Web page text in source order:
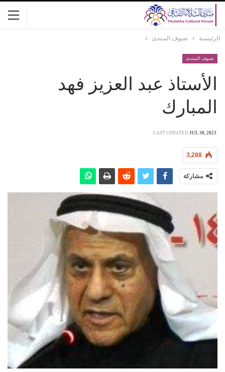
الرئيسية ضيوف المنتدى
ضيوف المنتدى
الأستاذ عبد العزيز فهد
المبارك
LAST UPDATED JUL 30, 2023
3,288
مشاركة